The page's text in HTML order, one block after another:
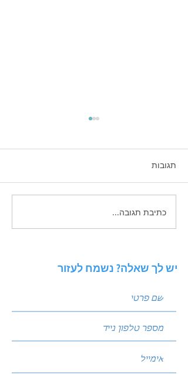
איך לכתוב פוסטים שמביאים
לידים: נוסחת הקידום
תגובות
כתיבת תגובה...
יש לך שאלה? נשמח לעזור